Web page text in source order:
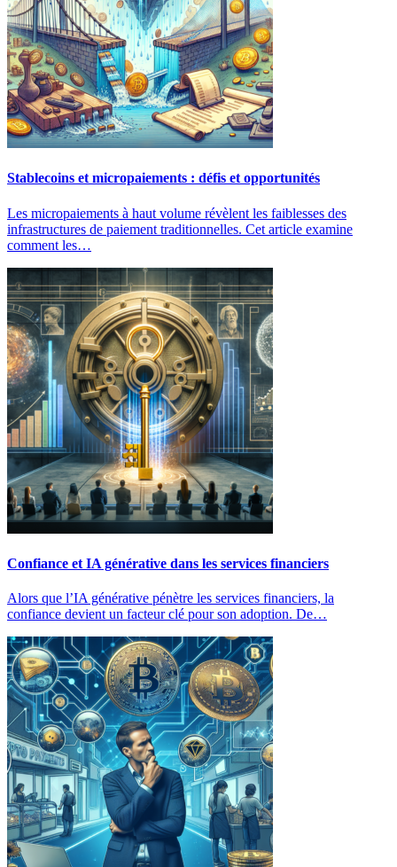
Stablecoins et micropaiements : défis et opportunités
Les micropaiements à haut volume révèlent les faiblesses des
infrastructures de paiement traditionnelles. Cet article examine
comment les…
Confiance et IA générative dans les services financiers
Alors que l’IA générative pénètre les services financiers, la
confiance devient un facteur clé pour son adoption. De…